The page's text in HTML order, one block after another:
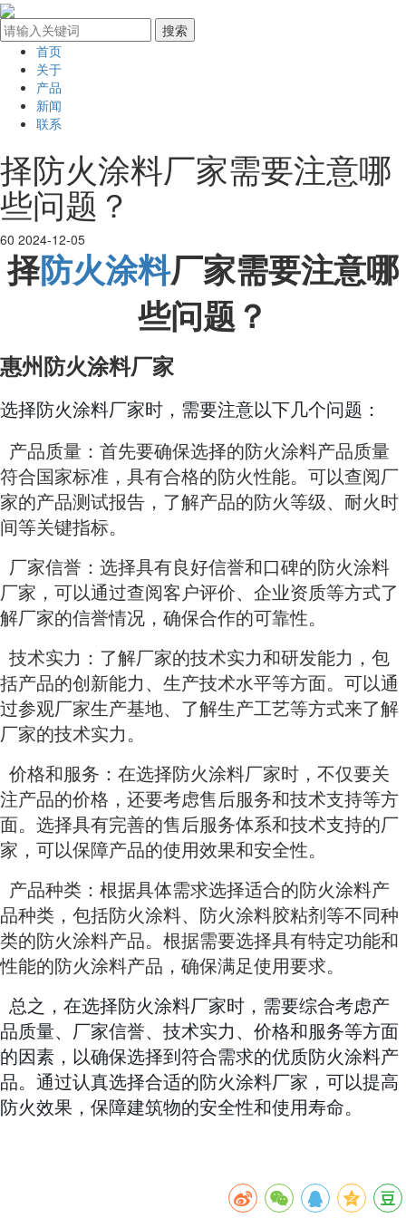
首页
关于
产品
新闻
联系
择防火涂料厂家需要注意哪
些问题？
60 2024-12-05
择防火涂料厂家需要注意哪
些问题？
惠州防火涂料厂家
选择防火涂料厂家时，需要注意以下几个问题：
产品质量：首先要确保选择的防火涂料产品质量
符合国家标准，具有合格的防火性能。可以查阅厂
家的产品测试报告，了解产品的防火等级、耐火时
间等关键指标。
厂家信誉：选择具有良好信誉和口碑的防火涂料
厂家，可以通过查阅客户评价、企业资质等方式了
解厂家的信誉情况，确保合作的可靠性。
技术实力：了解厂家的技术实力和研发能力，包
括产品的创新能力、生产技术水平等方面。可以通
过参观厂家生产基地、了解生产工艺等方式来了解
厂家的技术实力。
价格和服务：在选择防火涂料厂家时，不仅要关
注产品的价格，还要考虑售后服务和技术支持等方
面。选择具有完善的售后服务体系和技术支持的厂
家，可以保障产品的使用效果和安全性。
产品种类：根据具体需求选择适合的防火涂料产
品种类，包括防火涂料、防火涂料胶粘剂等不同种
类的防火涂料产品。根据需要选择具有特定功能和
性能的防火涂料产品，确保满足使用要求。
总之，在选择防火涂料厂家时，需要综合考虑产
品质量、厂家信誉、技术实力、价格和服务等方面
的因素，以确保选择到符合需求的优质防火涂料产
品。通过认真选择合适的防火涂料厂家，可以提高
防火效果，保障建筑物的安全性和使用寿命。